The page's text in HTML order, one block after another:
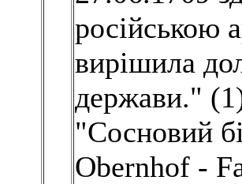
російською
вирішила
держави."
"Сосновий
Obernhof -